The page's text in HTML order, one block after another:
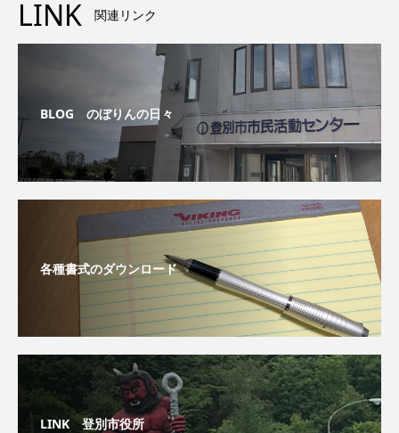
LINK 関連リンク
BLOG のぼりんの日々
各種書式のダウンロード
LINK 登別市役所